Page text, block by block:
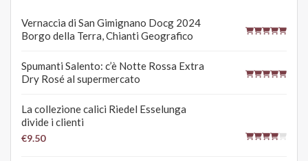
Vernaccia di San Gimignano Docg 2024
Borgo della Terra, Chianti Geografico
Spumanti Salento: c’è Notte Rossa Extra
Dry Rosé al supermercato
La collezione calici Riedel Esselunga
divide i clienti
€9.50